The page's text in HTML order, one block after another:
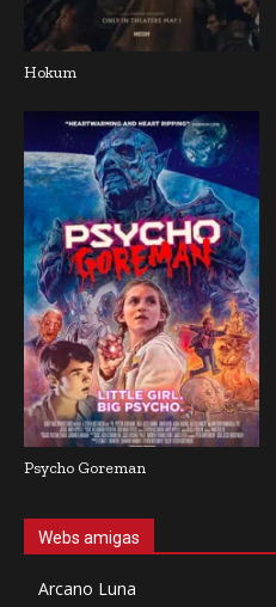
Hokum
Psycho Goreman
Webs amigas
Arcano Luna